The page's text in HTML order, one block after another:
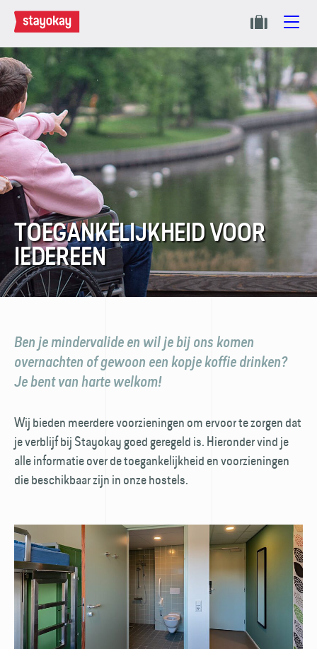
TOEGANKELIJKHEID VOOR
IEDEREEN
Ben je mindervalide en wil je bij ons komen
overnachten of gewoon een kopje koffie drinken?
Je bent van harte welkom!
Wij bieden meerdere voorzieningen om ervoor te zorgen dat
je verblijf bij Stayokay goed geregeld is. Hieronder vind je
alle informatie over de toegankelijkheid en voorzieningen
die beschikbaar zijn in onze hostels.